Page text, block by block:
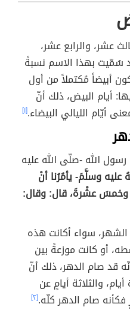
عشر، والرابع عشر،
بهذا الاسم نسبةً
أبيضاً مُكتملاً من أول
أيام البيض، ذلك أنّ
أيّام الليالي البيضاء.[١]
الله -صلّى الله عليه
وسلَّمَ- يأمُرُنا أنْ
وخمسَ عشْرةَ، قال: وقال:
الشهر، سواء أكانت هذه
أو كانت موزعةً بين
قد صام الدهر، ذلك أنّ
والثلاثة أيامٍ عن
صام الدهر كلّه.[٢]